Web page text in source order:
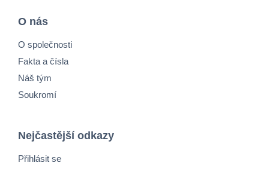
O nás
O společnosti
Fakta a čísla
Náš tým
Soukromí
Nejčastější odkazy
Přihlásit se